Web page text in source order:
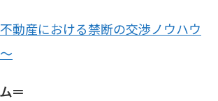
動産における禁断の交渉ノウハウ
＝